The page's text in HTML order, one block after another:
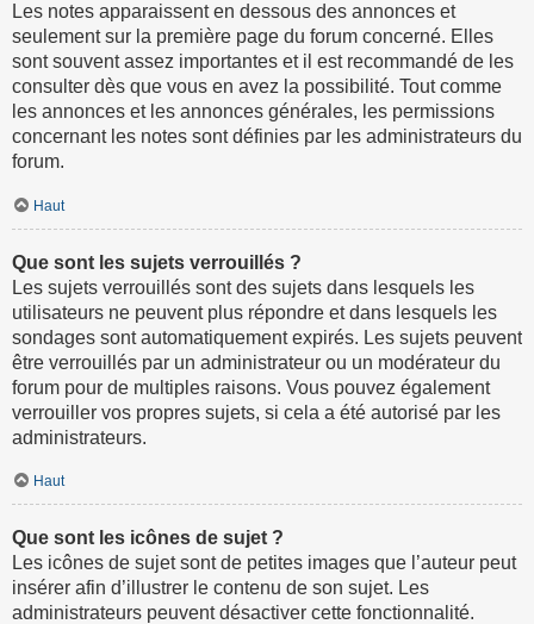
Les notes apparaissent en dessous des annonces et
seulement sur la première page du forum concerné. Elles
sont souvent assez importantes et il est recommandé de les
consulter dès que vous en avez la possibilité. Tout comme
les annonces et les annonces générales, les permissions
concernant les notes sont définies par les administrateurs du
forum.
Haut
Que sont les sujets verrouillés ?
Les sujets verrouillés sont des sujets dans lesquels les
utilisateurs ne peuvent plus répondre et dans lesquels les
sondages sont automatiquement expirés. Les sujets peuvent
être verrouillés par un administrateur ou un modérateur du
forum pour de multiples raisons. Vous pouvez également
verrouiller vos propres sujets, si cela a été autorisé par les
administrateurs.
Haut
Que sont les icônes de sujet ?
Les icônes de sujet sont de petites images que l’auteur peut
insérer afin d’illustrer le contenu de son sujet. Les
administrateurs peuvent désactiver cette fonctionnalité.